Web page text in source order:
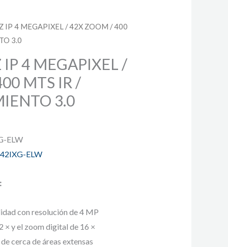
IP 4 MEGAPIXEL / 42X ZOOM / 400
3.0
4 MEGAPIXEL /
MTS IR /
3.0
ELW
ELW
con resolución de 4 MP
× y el zoom digital de 16 ×
cerca de áreas extensas